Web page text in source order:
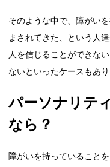
そのような中で、障がい
まされてきた、という人
人を信じることができな
ないといったケースもあり
パーソナリテ
なら？
障がいを持っていること